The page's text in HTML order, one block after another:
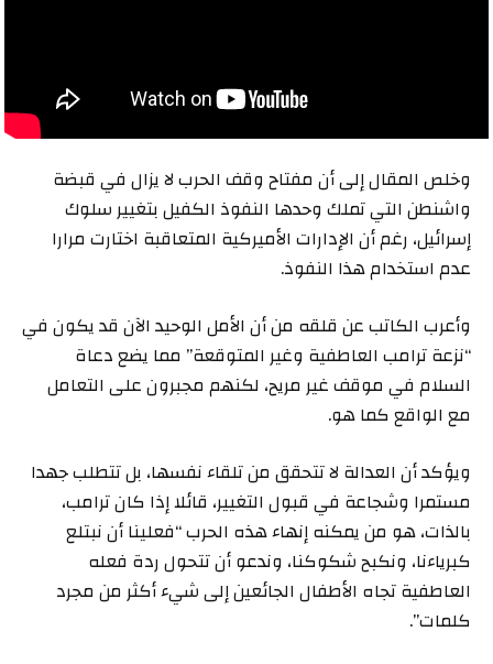
وخلص المقال إلى أن مفتاح وقف الحرب لا يزال في قبضة
واشنطن التي تملك وحدها النفوذ الكفيل بتغيير سلوك
إسرائيل، رغم أن الإدارات الأميركية المتعاقبة اختارت مرارا
عدم استخدام هذا النفوذ.
وأعرب الكاتب عن قلقه من أن الأمل الوحيد الآن قد يكون في
“نزعة ترامب العاطفية وغير المتوقعة” مما يضع دعاة
السلام في موقف غير مريح، لكنهم مجبرون على التعامل
مع الواقع كما هو.
ويؤكد أن العدالة لا تتحقق من تلقاء نفسها، بل تتطلب جهدا
مستمرا وشجاعة في قبول التغيير، قائلا إذا كان ترامب،
بالذات، هو من يمكنه إنهاء هذه الحرب “فعلينا أن نبتلع
كبرياءنا، ونكبح شكوكنا، وندعو أن تتحول ردة فعله
العاطفية تجاه الأطفال الجائعين إلى شيء أكثر من مجرد
كلمات”.